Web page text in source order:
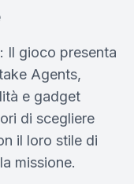
: Il gioco presenta
Agents,
e gadget
di scegliere
il loro stile di
missione.